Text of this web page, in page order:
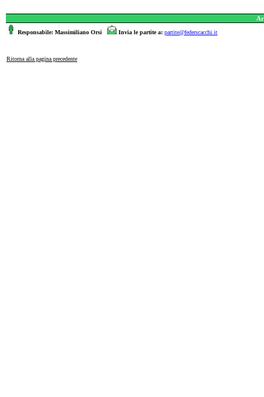
Responsabile: Massimiliano Orsi Invia le partite a: partite@federscacchi.it
Ritorna alla pagina precedente